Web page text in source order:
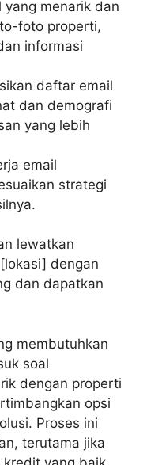
yang menarik dan
foto properti,
informasi
daftar email
dan demografi
yang lebih
email
strategi
lewatkan
dengan
dan dapatkan
membutuhkan
soal
dengan properti
opsi
Proses ini
terutama jika